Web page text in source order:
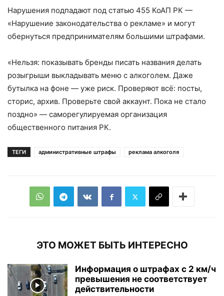
Нарушения подпадают под статью 455 КоАП РК —
«Нарушение законодательства о рекламе» и могут
обернуться предпринимателям большими штрафами.
«Нельзя: показывать бренды писать названия делать
розыгрыши выкладывать меню с алкоголем. Даже
бутылка на фоне — уже риск. Проверяют всё: посты,
сторис, архив. Проверьте свой аккаунт. Пока не стало
поздно» — саморегулируемая организация
общественного питания РК.
ТЕГИ административные штрафы реклама алкоголя
ЭТО МОЖЕТ БЫТЬ ИНТЕРЕСНО
Информация о штрафах с 2 км/ч
превышения не соответствует
действительности